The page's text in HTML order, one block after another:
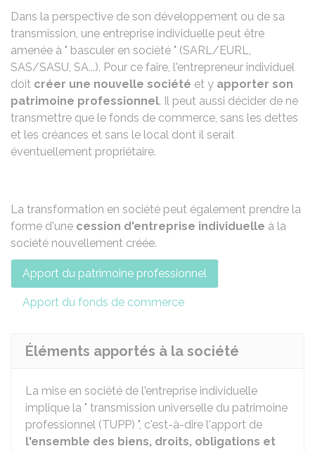
Dans la perspective de son développement ou de sa
transmission, une entreprise individuelle peut être
amenée à " basculer en société " (SARL/EURL,
SAS/SASU, SA...). Pour ce faire, l'entrepreneur individuel
doit créer une nouvelle société et y apporter son
patrimoine professionnel. Il peut aussi décider de ne
transmettre que le fonds de commerce, sans les dettes
et les créances et sans le local dont il serait
éventuellement propriétaire.
La transformation en société peut également prendre la
forme d'une cession d'entreprise individuelle à la
société nouvellement créée.
Apport du patrimoine professionnel
Apport du fonds de commerce
Éléments apportés à la société
La mise en société de l'entreprise individuelle
implique la " transmission universelle du patrimoine
professionnel (TUPP) ", c'est-à-dire l'apport de
l'ensemble des biens, droits, obligations et